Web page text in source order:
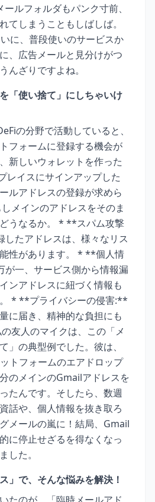
ルフォルダもパンク寸前、
てしまうこともしばしば。
に、普段使いのサービスか
、広告メールと見分けがつ
んざりですよね。
「使い捨て」にしちゃいけ
の分野で活動していると、
フォームに登録する機会が
新しいウォレットを作った
レイスにサインアップした
ルアドレスの登録が求めら
メインのアドレスをそのま
うなるか。 * **スパム攻撃
たアドレスは、様々なリス
性があります。 * **個人情
一、サービス側から情報漏
ンアドレスに紐づく情報も
* **プライバシーの侵害:**
に届き、精神的な負担にも
友人のマイクは、この「メ
」の典型例でした。彼は、
トフォームのエアドロップ
のメインのGmailアドレスを
たんです。そしたら、数週
話や、個人情報を抜き取ろ
メールの嵐に！結局、Gmail
に停止せざるを得なくなっ
した。
」で、そんな悩みを解決！
たのが、「臨時メールアド